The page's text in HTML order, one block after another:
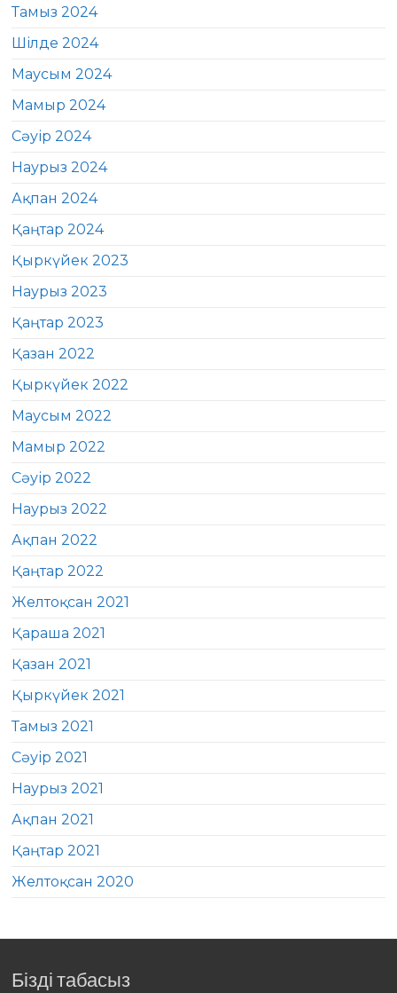
Тамыз 2024
Шілде 2024
Маусым 2024
Мамыр 2024
Сәуір 2024
Наурыз 2024
Ақпан 2024
Қаңтар 2024
Қыркүйек 2023
Наурыз 2023
Қаңтар 2023
Қазан 2022
Қыркүйек 2022
Маусым 2022
Мамыр 2022
Сәуір 2022
Наурыз 2022
Ақпан 2022
Қаңтар 2022
Желтоқсан 2021
Қараша 2021
Қазан 2021
Қыркүйек 2021
Тамыз 2021
Сәуір 2021
Наурыз 2021
Ақпан 2021
Қаңтар 2021
Желтоқсан 2020
Бізді табасыз